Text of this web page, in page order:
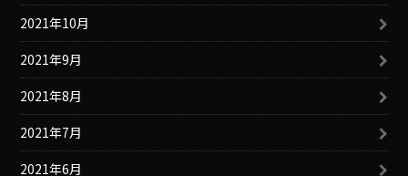
2021年10月
2021年9月
2021年8月
2021年7月
2021年6月